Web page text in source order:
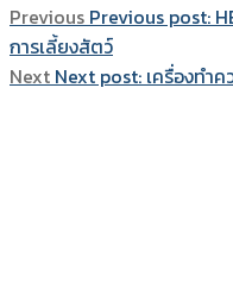
Previous Previous post:
การเลี้ยงสัตว์
Next Next post: เครื่องทำ